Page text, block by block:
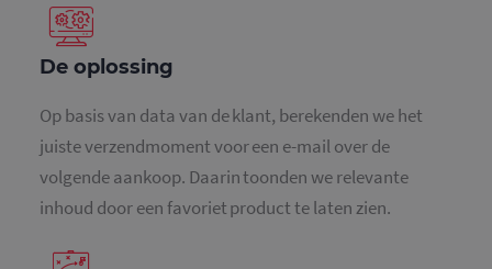
De oplossing
Op basis van data van de klant, berekenden we het
juiste verzendmoment voor een e-mail over de
volgende aankoop. Daarin toonden we relevante
inhoud door een favoriet product te laten zien.